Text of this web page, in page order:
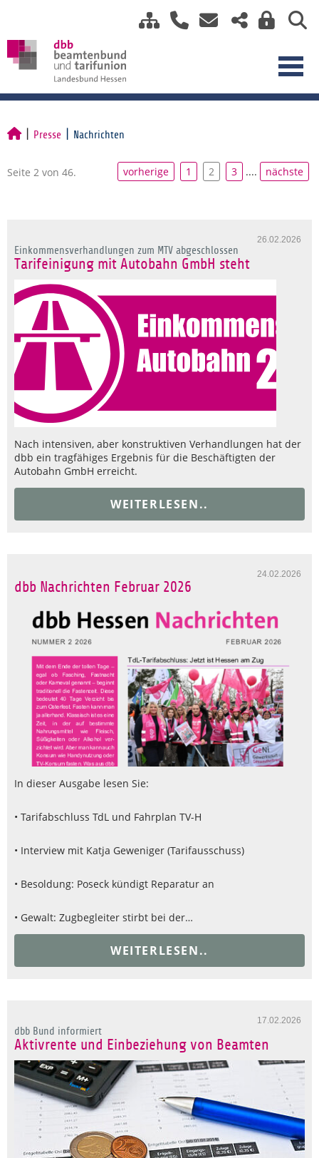
Presse Nachrichten
Seite 2 von 46. vorherige 1 2 3 .... nächste
26.02.2026
Einkommensverhandlungen zum MTV abgeschlossen
Tarifeinigung mit Autobahn GmbH steht
Nach intensiven, aber konstruktiven Verhandlungen hat der
dbb ein tragfähiges Ergebnis für die Beschäftigten der
Autobahn GmbH erreicht.
WEITERLESEN..
24.02.2026
dbb Nachrichten Februar 2026
In dieser Ausgabe lesen Sie:
• Tarifabschluss TdL und Fahrplan TV-H
• Interview mit Katja Geweniger (Tarifausschuss)
• Besoldung: Poseck kündigt Reparatur an
• Gewalt: Zugbegleiter stirbt bei der…
WEITERLESEN..
17.02.2026
dbb Bund informiert
Aktivrente und Einbeziehung von Beamten